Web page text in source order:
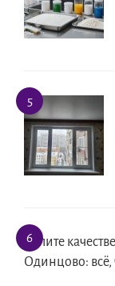
Купите
Одинцово: всё,